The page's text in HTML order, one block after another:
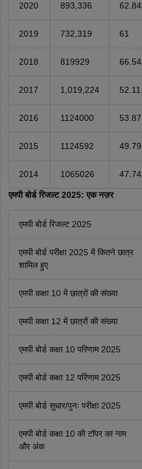
2020 893,336 62.84
2019 732,319 61
2018 819929 66.54
2017 1,019,224 52.11
2016 1124000 53.87
2015 1124592 49.79
2014 1065026 47.74
एमपी बोर्ड रिजल्ट 2025: एक नज़र
एमपी बोर्ड रिजल्ट 2025
एमपी बोर्ड परीक्षा 2025 में कितने छात्र
शामिल हुए
एमपी कक्षा 10 में छात्रों की संख्या
एमपी कक्षा 12 में छात्रों की संख्या
एमपी बोर्ड कक्षा 10 परिणाम 2025
एमपी बोर्ड कक्षा 12 परिणाम 2025
एमपी बोर्ड सुधार/पुनः परीक्षा 2025
एमपी बोर्ड कक्षा 10 की टॉपर का नाम
और अंक